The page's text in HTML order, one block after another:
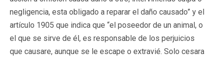
negligencia, esta obligado a reparar el daño causado” y el
artículo 1905 que indica que “el poseedor de un animal, o
el que se sirve de él, es responsable de los perjuicios
que causare, aunque se le escape o extravié. Solo cesara